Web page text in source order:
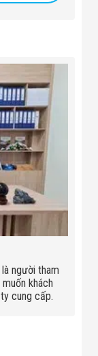
người tham
khách
cung cấp.